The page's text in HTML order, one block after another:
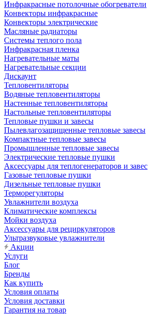
Инфракрасные потолочные обогреватели
Конвекторы инфракрасные
Конвекторы электрические
Масляные радиаторы
Системы теплого пола
Инфракрасная пленка
Нагревательные маты
Нагревательные секции
Дискаунт
Тепловентиляторы
Водяные тепловентиляторы
Настенные тепловентиляторы
Настольные тепловентиляторы
Тепловые пушки и завесы
Пылевлагозащищенные тепловые завесы
Компактные тепловые завесы
Промышленные тепловые завесы
Электрические тепловые пушки
Аксессуары для теплогенераторов и завес
Газовые тепловые пушки
Дизельные тепловые пушки
Терморегуляторы
Увлажнители воздуха
Климатические комплексы
Мойки воздуха
Аксессуары для рециркуляторов
Ультразвуковые увлажнители
Акции
Услуги
Блог
Бренды
Как купить
Условия оплаты
Условия доставки
Гарантия на товар